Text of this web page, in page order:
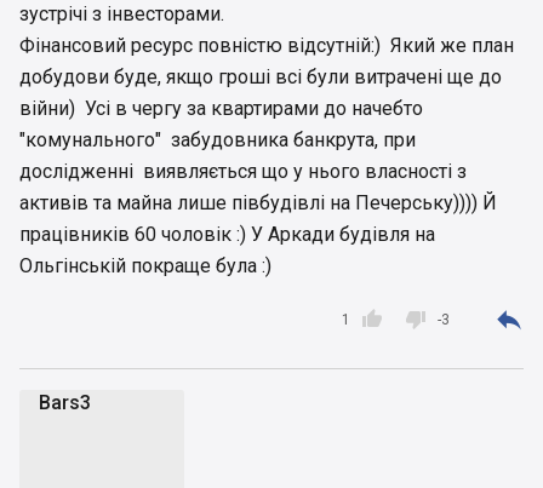
зустрічі з інвесторами.
Фінансовий ресурс повністю відсутній:) Який же план
добудови буде, якщо гроші всі були витрачені ще до
війни) Усі в чергу за квартирами до начебто
"комунального" забудовника банкрута, при
дослідженні виявляється що у нього власності з
активів та майна лише півбудівлі на Печерську)))) Й
працівників 60 чоловік :) У Аркади будівля на
Ольгінській покраще була :)

1  -3 
Bars3